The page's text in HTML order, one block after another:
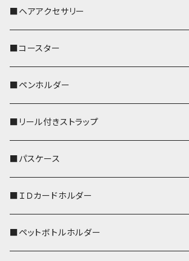
おかめ３兄弟
文鳥
鹿
ペンギン
■ヘアアクセサリー
■コースター
■ペンホルダー
■リール付きストラップ
リールのみ
ストラップ付
■パスケース
■ＩＤカードホルダー
■ペットボトルホルダー